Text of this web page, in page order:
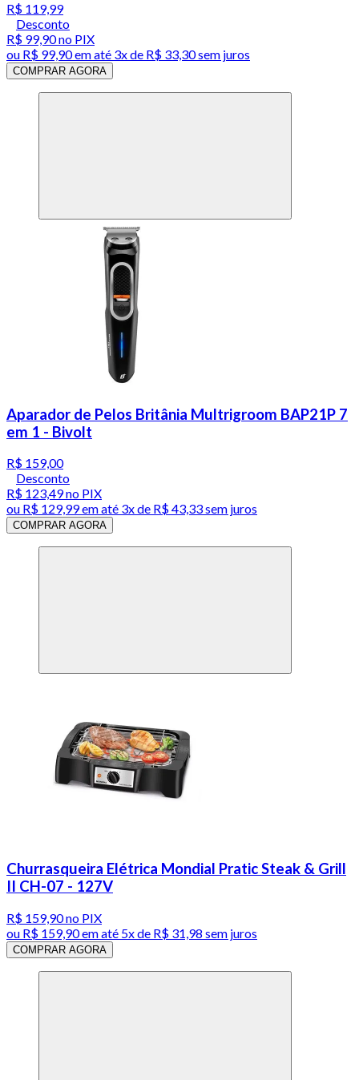
R$ 119,99
Desconto
R$ 99,90no PIX
ou R$ 99,90em até 3x de R$ 33,30 sem juros
COMPRAR AGORA
Aparador de Pelos Britânia Multrigroom BAP21P 7
em 1 - Bivolt
R$ 159,00
Desconto
R$ 123,49no PIX
ou R$ 129,99em até 3x de R$ 43,33 sem juros
COMPRAR AGORA
Churrasqueira Elétrica Mondial Pratic Steak & Grill
II CH-07 - 127V
R$ 159,90no PIX
ou R$ 159,90em até 5x de R$ 31,98 sem juros
COMPRAR AGORA